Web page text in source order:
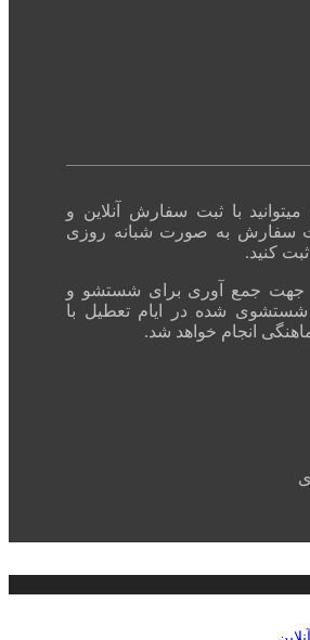
با ثبت سفارش آنلاین و
سفارش به صورت شبانه روزی
کنید.
جمع آوری برای شستشو و
شده در ایام تعطیل با
انجام خواهد شد.